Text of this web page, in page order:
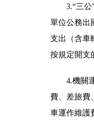
3.“三
單位公務出
支出（含車
按規定開支
4.機關
費、差旅費
車運作維護